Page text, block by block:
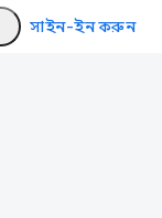
সাইন-ইন করুন